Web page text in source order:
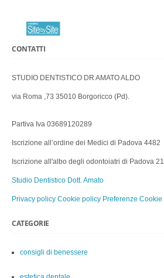
CONTATTI
STUDIO DENTISTICO DR AMATO ALDO
via Roma ,73 35010 Borgoricco (Pd).
Partiva Iva 03689120289
Iscrizione all’ordine dei Medici di Padova 4482
Iscrizione all'albo degli odontoiatri di Padova 21
Studio Dentistico Dott. Amato
Privacy policy Cookie policy Preferenze Cookie
CATEGORIE
consigli di benessere